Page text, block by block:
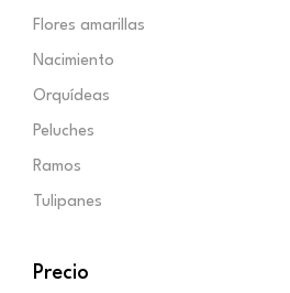
Flores amarillas
Nacimiento
Orquídeas
Peluches
Ramos
Tulipanes
Precio